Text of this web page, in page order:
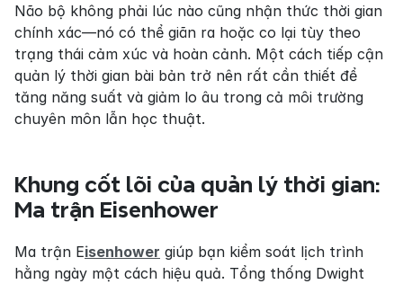
Não bộ không phải lúc nào cũng nhận thức thời gian
chính xác—nó có thể giãn ra hoặc co lại tùy theo
trạng thái cảm xúc và hoàn cảnh. Một cách tiếp cận
quản lý thời gian bài bản trở nên rất cần thiết để
tăng năng suất và giảm lo âu trong cả môi trường
chuyên môn lẫn học thuật.
Khung cốt lõi của quản lý thời gian:
Ma trận Eisenhower
Ma trận Eisenhower giúp bạn kiểm soát lịch trình
hằng ngày một cách hiệu quả. Tổng thống Dwight